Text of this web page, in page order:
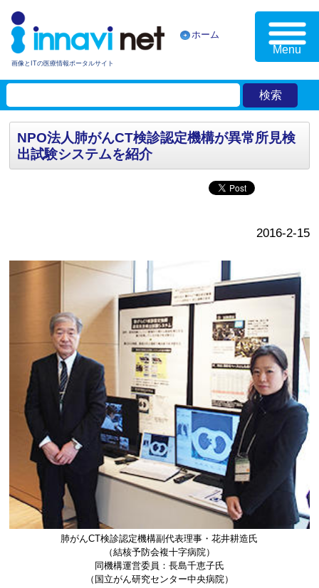
画像とITの医療情報ポータルサイト
ホーム
Menu
NPO法人肺がんCT検診認定機構が異常所見検
出試験システムを紹介
2016-2-15
肺がんCT検診認定機構副代表理事・花井耕造氏
（結核予防会複十字病院）
同機構運営委員：長島千恵子氏
（国立がん研究センター中央病院）